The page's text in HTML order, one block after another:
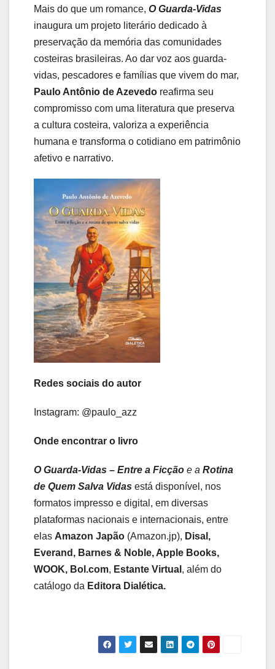
Mais do que um romance, O Guarda-Vidas
inaugura um projeto literário dedicado à
preservação da memória das comunidades
costeiras brasileiras. Ao dar voz aos guarda-
vidas, pescadores e famílias que vivem do mar,
Paulo Antônio de Azevedo reafirma seu
compromisso com uma literatura que preserva
a cultura costeira, valoriza a experiência
humana e transforma o cotidiano em patrimônio
afetivo e narrativo.
Redes sociais do autor
Instagram: @paulo_azz
Onde encontrar o livro
O Guarda-Vidas – Entre a Ficção e a Rotina
de Quem Salva Vidas está disponível, nos
formatos impresso e digital, em diversas
plataformas nacionais e internacionais, entre
elas Amazon Japão (Amazon.jp), Disal,
Everand, Barnes & Noble, Apple Books,
WOOK, Bol.com, Estante Virtual , além do
catálogo da Editora Dialética.